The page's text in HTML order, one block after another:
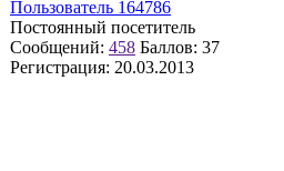
Пользователь 164786
Постоянный посетитель
Сообщений: 458 Баллов: 37
Регистрация: 20.03.2013